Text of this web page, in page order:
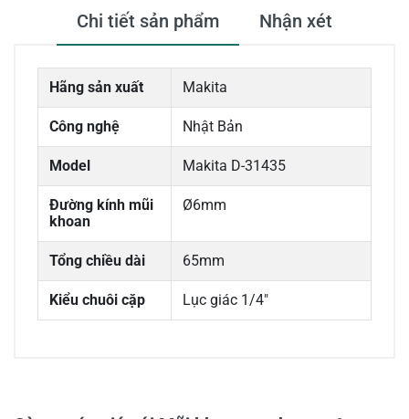
Chi tiết sản phẩm Nhận xét
Hãng sản xuất Makita
Công nghệ Nhật Bản
Model Makita D-31435
Đường kính mũi
khoan
Ø6mm
Tổng chiều dài 65mm
Kiểu chuôi cặp Lục giác 1/4"